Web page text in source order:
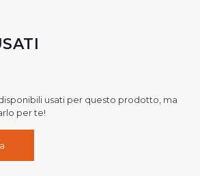
usati per questo prodotto, ma
per te!